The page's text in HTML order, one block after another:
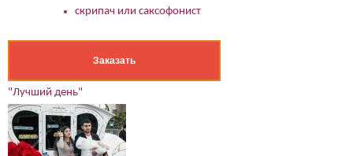
скрипач или саксофонист
Заказать
"Лучший день"